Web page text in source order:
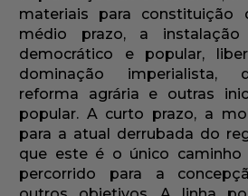
materiais para constituição
médio prazo, a
democrático e popular,
dominação imperialista,
reforma agrária e outras
popular. A curto prazo, a
para a atual derrubada do
que este é o único
percorrido para a